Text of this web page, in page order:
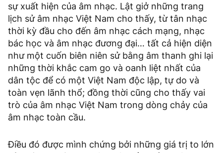
sự xuất hiện của âm nhạc. Lật giở những trang
lịch sử âm nhạc Việt Nam cho thấy, từ tân nhạc
thời kỳ đầu cho đến âm nhạc cách mạng, nhạc
bác học và âm nhạc đương đại… tất cả hiện diện
như một cuốn biên niên sử bằng âm thanh ghi lại
những thời khắc cam go và oanh liệt nhất của
dân tộc để có một Việt Nam độc lập, tự do và
toàn vẹn lãnh thổ; đồng thời cũng cho thấy vai
trò của âm nhạc Việt Nam trong dòng chảy của
âm nhạc toàn cầu.
Điều đó được mình chứng bởi những giá trị to lớn